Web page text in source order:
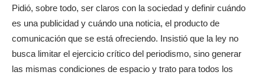
Pidió, sobre todo, ser claros con la sociedad y definir cuándo
es una publicidad y cuándo una noticia, el producto de
comunicación que se está ofreciendo. Insistió que la ley no
busca limitar el ejercicio crítico del periodismo, sino generar
las mismas condiciones de espacio y trato para todos los